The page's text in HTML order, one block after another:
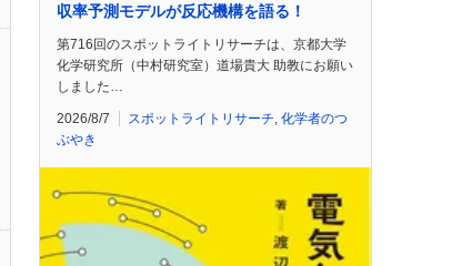
収率予測モデルが反応機構を語る！
第716回のスポットライトリサーチは、京都大学
化学研究所（中村研究室）道場貴大 助教にお願い
しました…
2026/8/7 スポットライトリサーチ 化学者のつ
ぶやき